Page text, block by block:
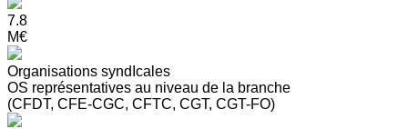
7.8
M€
Organisations syndIcales
OS représentatives au niveau de la branche
(CFDT, CFE-CGC, CFTC, CGT, CGT-FO)